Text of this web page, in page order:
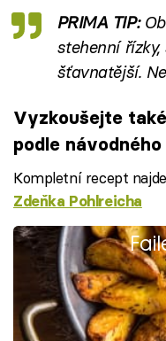
PRIMA TIP:
stehenní
šťavnatější.
Vyzkoušejte
podle
Kompletní recept
Zdeňka Pohlreicha